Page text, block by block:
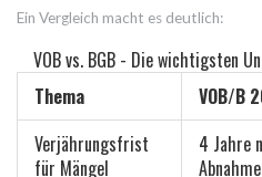
Ein Vergleich macht es deutlich:
VOB vs. BGB - Die wichtigsten
Thema
VOB/B
Verjährungsfrist
für Mängel
4 Jahre
Abnahme